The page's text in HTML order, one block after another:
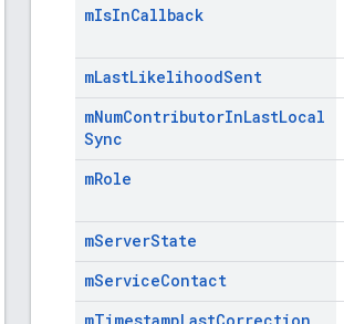
mIsInCallback
mLastLikelihoodSent
mNumContributorInLastLocal
Sync
mRole
mServerState
mServiceContact